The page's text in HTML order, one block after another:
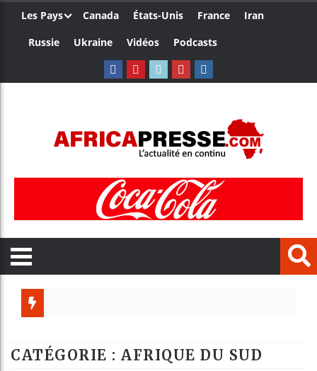
Les Pays Canada États-Unis France
Iran
Russie
Ukraine Vidéos Podcasts
Guinée :
CATÉGORIE : AFRIQUE DU SUD